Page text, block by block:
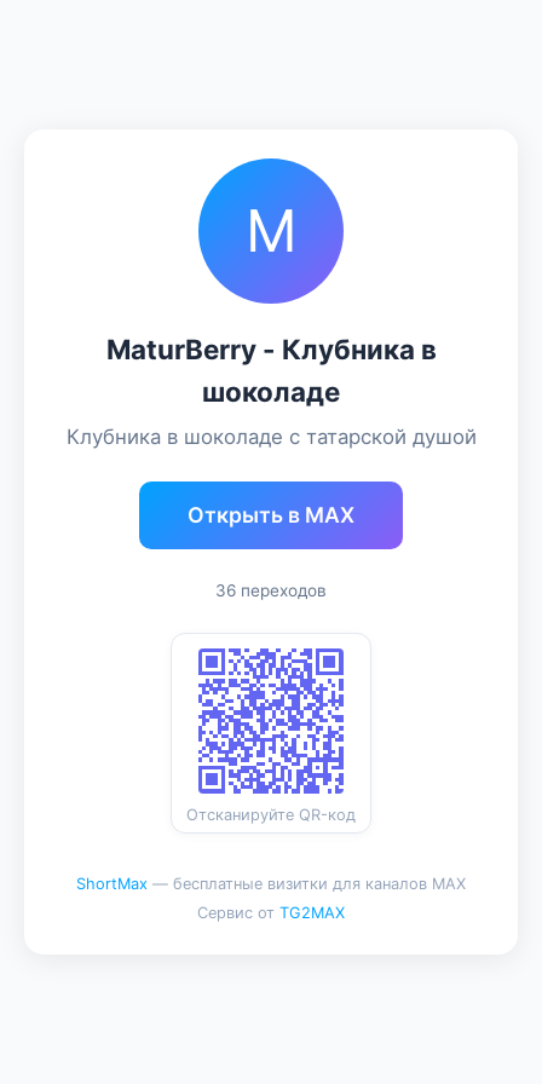
M
MaturBerry - Клубника в
шоколаде
Клубника в шоколаде с татарской душой
Открыть в MAX
36 переходов
Отсканируйте QR-код
ShortMax — бесплатные визитки для каналов MAX
Сервис от TG2MAX